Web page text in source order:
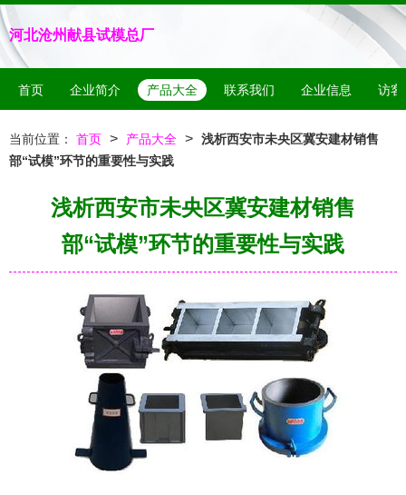
河北沧州献县试模总厂
首页 企业简介 产品大全 联系我们 企业信息 访客
当前位置： 首页 > 产品大全 > 浅析西安市未央区冀安建材销售
部“试模”环节的重要性与实践
浅析西安市未央区冀安建材销售
部“试模”环节的重要性与实践